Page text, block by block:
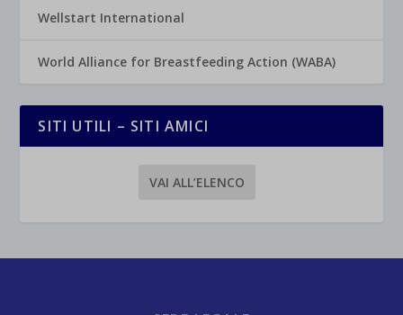
Wellstart International
World Alliance for Breastfeeding Action (WABA)
SITI UTILI – SITI AMICI
VAI ALL’ELENCO